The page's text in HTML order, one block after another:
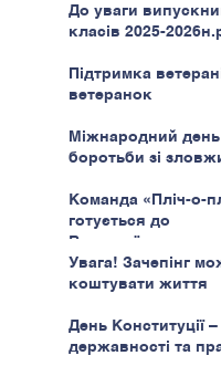
До уваги
класів 2025-
Підтримка
ветеранок
Міжнародний день
боротьби зі
Команда «Пліч-о-
готується до
Всеукраїнського
Увага! Зачепінг
коштувати життя
День Конституції
державності та